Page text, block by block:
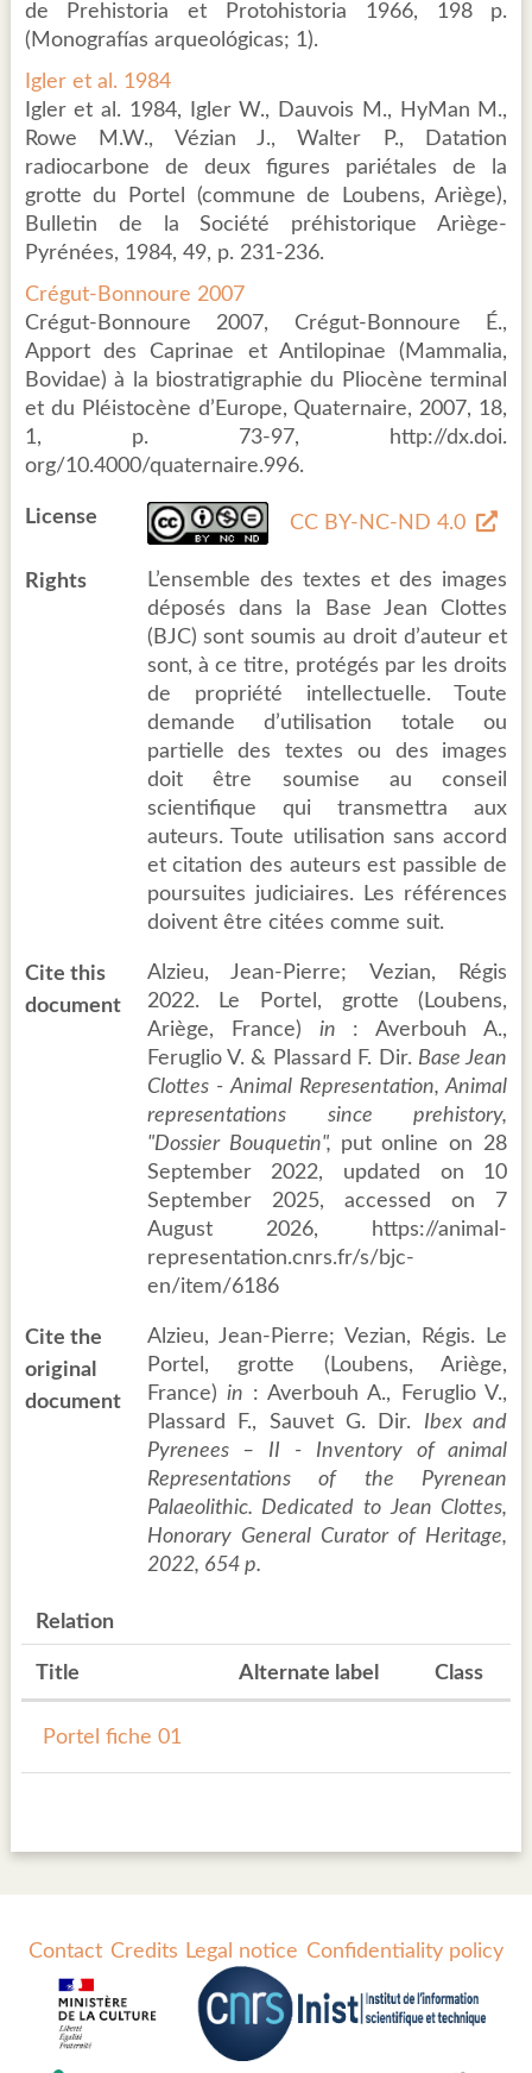
de Prehistoria et Protohistoria 1966, 198 p.
(Monografías arqueológicas; 1).
Igler et al. 1984
Igler et al. 1984, Igler W., Dauvois M., HyMan M.,
Rowe M.W., Vézian J., Walter P., Datation
radiocarbone de deux figures pariétales de la
grotte du Portel (commune de Loubens, Ariège),
Bulletin de la Société préhistorique Ariège-
Pyrénées, 1984, 49, p. 231-236.
Crégut-Bonnoure 2007
Crégut-Bonnoure 2007, Crégut-Bonnoure É.,
Apport des Caprinae et Antilopinae (Mammalia,
Bovidae) à la biostratigraphie du Pliocène terminal
et du Pléistocène d’Europe, Quaternaire, 2007, 18,
1, p. 73-97, http://dx.doi.
org/10.4000/quaternaire.996.
License CC BY-NC-ND 4.0
Rights
L’ensemble des textes et des images
déposés dans la Base Jean Clottes
(BJC) sont soumis au droit d’auteur et
sont, à ce titre, protégés par les droits
de propriété intellectuelle. Toute
demande d’utilisation totale ou
partielle des textes ou des images
doit être soumise au conseil
scientifique qui transmettra aux
auteurs. Toute utilisation sans accord
et citation des auteurs est passible de
poursuites judiciaires. Les références
doivent être citées comme suit.
Cite this
document
Alzieu, Jean-Pierre; Vezian, Régis
2022. Le Portel, grotte (Loubens,
Ariège, France) in : Averbouh A.,
Feruglio V. & Plassard F. Dir. Base Jean
Clottes - Animal Representation, Animal
representations since prehistory,
"Dossier Bouquetin", put online on 28
September 2022, updated on 10
September 2025, accessed on 7
August 2026, https://animal-
representation.cnrs.fr/s/bjc-
en/item/6186
Cite the
original
document
Alzieu, Jean-Pierre; Vezian, Régis. Le
Portel, grotte (Loubens, Ariège,
France)in : Averbouh A., Feruglio V.,
Plassard F., Sauvet G. Dir. Ibex and
Pyrenees – II - Inventory of animal
Representations of the Pyrenean
Palaeolithic. Dedicated to Jean Clottes,
Honorary General Curator of Heritage,
2022, 654 p.
Relation
Title Alternate label Class
Portel fiche 01
Contact Credits Legal notice Confidentiality policy